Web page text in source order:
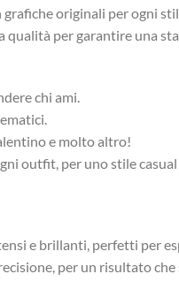
originali per ogni
per garantire una
chi ami.
e molto altro!
outfit, per uno stile
e brillanti, perfetti per
per un risultato